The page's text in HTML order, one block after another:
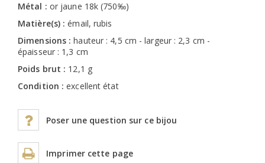
Métal : or jaune 18k (750‰)
Matière(s) :émail, rubis
Dimensions :hauteur : 4,5 cm - largeur : 2,3 cm -
épaisseur : 1,3 cm
Poids brut : 12,1 g
Condition :excellent état
Poser une question sur ce bijou
Imprimer cette page